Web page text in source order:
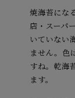
焼海苔にな
店・スーパ
いていない
ません。色
すね。乾海
ます。